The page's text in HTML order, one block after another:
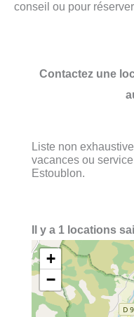
conseil ou pour
Contactez une
Liste non
vacances ou
Estoublon.
Il y a 1 locations
+
−